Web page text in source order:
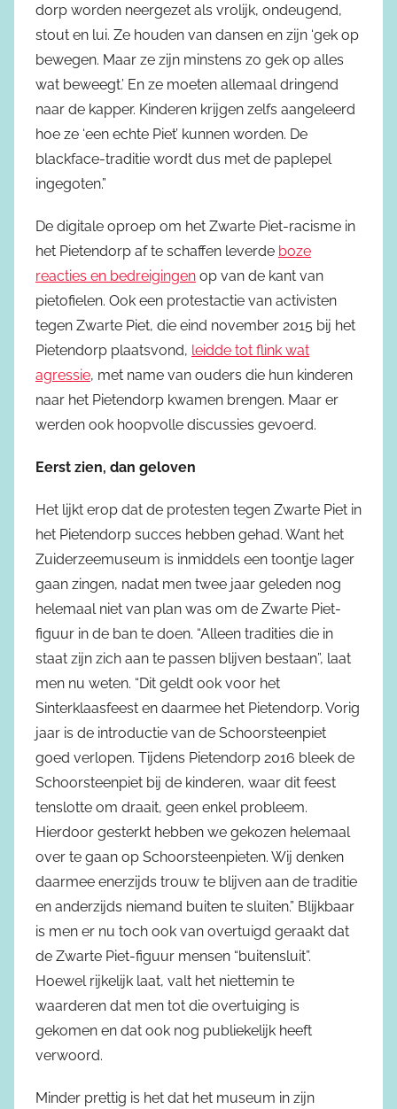
dorp worden neergezet als vrolijk, ondeugend,
stout en lui. Ze houden van dansen en zijn ‘gek op
bewegen. Maar ze zijn minstens zo gek op alles
wat beweegt.’ En ze moeten allemaal dringend
naar de kapper. Kinderen krijgen zelfs aangeleerd
hoe ze ‘een echte Piet’ kunnen worden. De
blackface-traditie wordt dus met de paplepel
ingegoten.”
De digitale oproep om het Zwarte Piet-racisme in
het Pietendorp af te schaffen leverde boze
reacties en bedreigingen op van de kant van
pietofielen. Ook een protestactie van activisten
tegen Zwarte Piet, die eind november 2015 bij het
Pietendorp plaatsvond, leidde tot flink wat
agressie, met name van ouders die hun kinderen
naar het Pietendorp kwamen brengen. Maar er
werden ook hoopvolle discussies gevoerd.
Eerst zien, dan geloven
Het lijkt erop dat de protesten tegen Zwarte Piet in
het Pietendorp succes hebben gehad. Want het
Zuiderzeemuseum is inmiddels een toontje lager
gaan zingen, nadat men twee jaar geleden nog
helemaal niet van plan was om de Zwarte Piet-
figuur in de ban te doen. “Alleen tradities die in
staat zijn zich aan te passen blijven bestaan”, laat
men nu weten. “Dit geldt ook voor het
Sinterklaasfeest en daarmee het Pietendorp. Vorig
jaar is de introductie van de Schoorsteenpiet
goed verlopen. Tijdens Pietendorp 2016 bleek de
Schoorsteenpiet bij de kinderen, waar dit feest
tenslotte om draait, geen enkel probleem.
Hierdoor gesterkt hebben we gekozen helemaal
over te gaan op Schoorsteenpieten. Wij denken
daarmee enerzijds trouw te blijven aan de traditie
en anderzijds niemand buiten te sluiten.” Blijkbaar
is men er nu toch ook van overtuigd geraakt dat
de Zwarte Piet-figuur mensen “buitensluit”.
Hoewel rijkelijk laat, valt het niettemin te
waarderen dat men tot die overtuiging is
gekomen en dat ook nog publiekelijk heeft
verwoord.
Minder prettig is het dat het museum in zijn